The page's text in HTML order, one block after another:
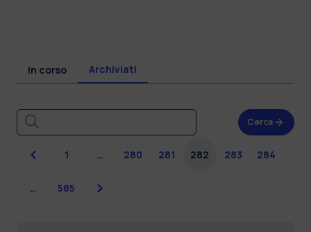
In corso Archiviati
Cerca
Precedente
1 … 280 281 282 283 284
… 585 Successiva